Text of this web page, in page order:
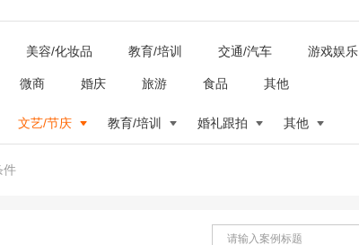
美容/化妆品 教育/培训 交通/汽车 游戏娱乐
微商 婚庆 旅游 食品 其他
文艺/节庆 教育/培训 婚礼跟拍 其他
件